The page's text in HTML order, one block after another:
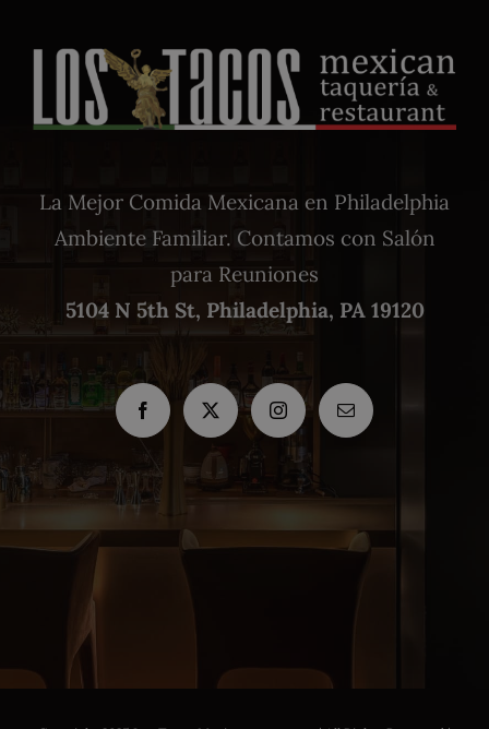
La Mejor Comida Mexicana en Philadelphia
Ambiente Familiar. Contamos con Salón
para Reuniones
5104 N 5th St, Philadelphia, PA 19120